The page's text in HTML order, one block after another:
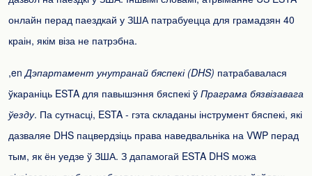
онлайн перад паездкай у ЗША патрабуецца для грамадзян 40
краін, якім віза не патрэбна.
,enДэпартамент унутранай бяспекі (DHS) патрабавалася
ўкараніць ESTA для павышэння бяспекі ў Праграма бязвізавага
ўезду. Па сутнасці, ESTA - гэта складаны інструмент бяспекі, які
дазваляе DHS пацвердзіць права наведвальніка на VWP перад
тым, як ён уедзе ў ЗША. З дапамогай ESTA DHS можа